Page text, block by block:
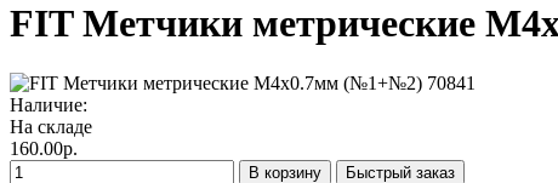
FIT Метчики метрические
Наличие:
На складе
160.00р.
В корзину
Быстрый заказ